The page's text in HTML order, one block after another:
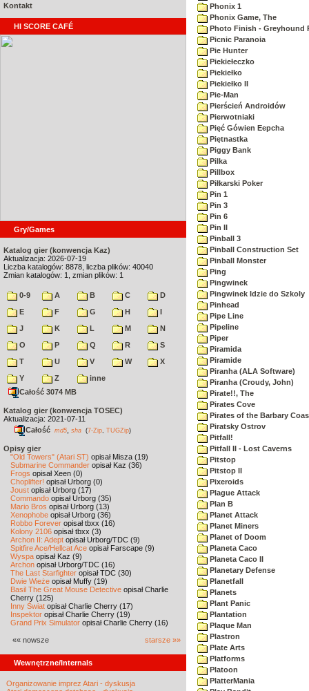
Kontakt
HI SCORE CAFÉ
Gry/Games
Katalog gier (konwencja Kaz)
Aktualizacja: 2026-07-19
Liczba katalogów: 8878, liczba plików: 40040
Zmian katalogów: 1, zmian plików: 1
0-9 A B C
D
E
F G H
I
J
K L M
N
O
P Q R
S
T
U V W
X
Y
Z
inne
Całość 3074 MB
Katalog gier (konwencja TOSEC)
Aktualizacja: 2021-07-11
Całość md5 sha (7-Zip TUGZip)
Opisy gier
"Old Towers" (Atari ST) opisał Misza (19)
Submarine Commander opisał Kaz (36)
Frogs opisał Xeen (0)
Choplifter! opisał Urborg (0)
Joust opisał Urborg (17)
Commando opisał Urborg (35)
Mario Bros opisał Urborg (13)
Xenophobe opisał Urborg (36)
Robbo Forever opisał tbxx (16)
Kolony 2106 opisał tbxx (3)
Archon II: Adept opisał Urborg/TDC (9)
Spitfire Ace/Hellcat Ace opisał Farscape (9)
Wyspa opisał Kaz (9)
Archon opisał Urborg/TDC (16)
The Last Starfighter opisał TDC (30)
Dwie Wieże opisał Muffy (19)
Basil The Great Mouse Detective opisał Charlie
Cherry (125)
Inny Świat opisał Charlie Cherry (17)
Inspektor opisał Charlie Cherry (19)
Grand Prix Simulator opisał Charlie Cherry (16)
«« nowsze starsze »»
Wewnętrzne/Internals
Organizowanie imprez Atari - dyskusja
Phonix 1
Phonix Game, The
Photo Finish - Greyhound
Picnic Paranoia
Pie Hunter
Piekiełeczko
Piekiełko
Piekiełko II
Pie-Man
Pierścień Androidów
Pierwotniaki
Pięć Gówien Eepcha
Piętnastka
Piggy Bank
Pilka
Pillbox
Piłkarski Poker
Pin 1
Pin 3
Pin 6
Pin II
Pinball 3
Pinball Construction Set
Pinball Monster
Ping
Pingwinek
Pingwinek Idzie do Szkoly
Pinhead
Pipe Line
Pipeline
Piper
Piramida
Piramide
Piranha (ALA Software)
Piranha (Croudy, John)
Pirate!!, The
Pirates Cove
Pirates of the Barbary
Piratsky Ostrov
Pitfall!
Pitfall II - Lost Caverns
Pitstop
Pitstop II
Pixeroids
Plague Attack
Plan B
Planet Attack
Planet Miners
Planet of Doom
Planeta Caco
Planeta Caco II
Planetary Defense
Planetfall
Planets
Plant Panic
Plantation
Plaque Man
Plastron
Plate Arts
Platforms
Platoon
PlatterMania